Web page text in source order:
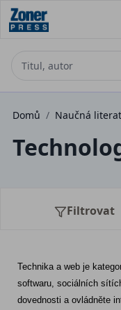
Domů / Naučná
Filtrovat
Technika a web je
softwaru, sociálních
dovednosti a ovládněte